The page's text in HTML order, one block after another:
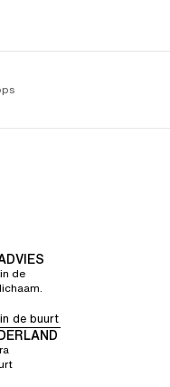
de
de buurt